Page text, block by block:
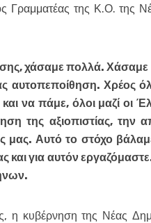
Γραμματέας της Κ.Ο. της
χάσαμε πολλά.
αυτοπεποίθηση. Χρέος
να πάμε, όλοι μαζί οι
της αξιοπιστίας,
μας. Αυτό το στόχο
και για αυτόν
κυβέρνηση της Νέας